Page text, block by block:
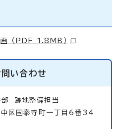
（PDF 1.8MB）
問い合わせ
部 跡地整備担当
国泰寺町一丁目6番34